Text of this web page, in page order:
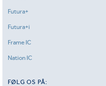
Futura+
Futura+i
Frame IC
Nation IC
FØLG OS PÅ: